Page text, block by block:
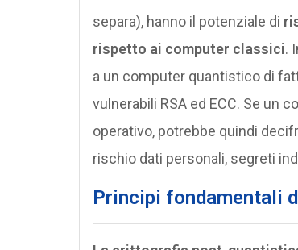
separa), hanno il potenziale di
rispetto ai computer classici.
a un computer quantistico di
vulnerabili RSA ed ECC. Se
operativo, potrebbe quindi
rischio dati personali, segreti
Principi fondamentali